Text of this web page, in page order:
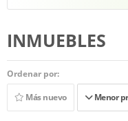
INMUEBLES
Ordenar por:
Más nuevo
Menor